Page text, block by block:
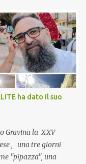
e cerco degli spunti...
non preparo
anno organizzato dai
idea! Cuocapercaso :
tirare le somme…
grande convivialità!
funziona spesso da
l’ambiente
Cuocapercaso :
ha dato il suo
Gravina la XXV
, una tre giorni
"pipazza", una